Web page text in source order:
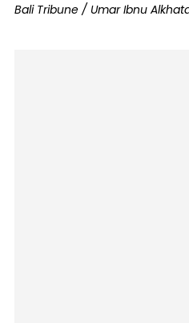
Bali Tribune / Umar Ibnu